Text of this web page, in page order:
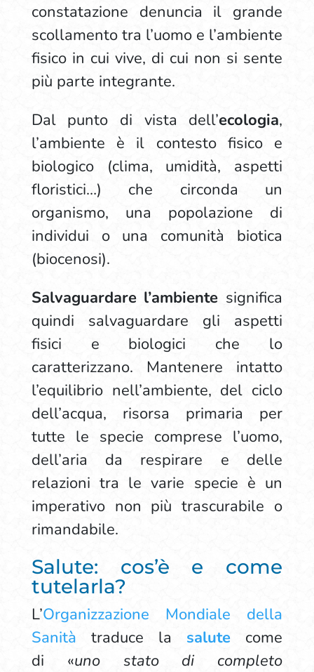
constatazione denuncia il grande
scollamento tra l’uomo e l’ambiente
fisico in cui vive, di cui non si sente
più parte integrante.
Dal punto di vista dell’ecologia,
l’ambiente è il contesto fisico e
biologico (clima, umidità, aspetti
floristici…) che circonda un
organismo, una popolazione di
individui o una comunità biotica
(biocenosi).
Salvaguardare l’ambiente significa
quindi salvaguardare gli aspetti
fisici e biologici che lo
caratterizzano. Mantenere intatto
l’equilibrio nell’ambiente, del ciclo
dell’acqua, risorsa primaria per
tutte le specie comprese l’uomo,
dell’aria da respirare e delle
relazioni tra le varie specie è un
imperativo non più trascurabile o
rimandabile.
Salute: cos’è e come
tutelarla?
L’Organizzazione Mondiale della
Sanità traduce la salute come
di «uno stato di completo